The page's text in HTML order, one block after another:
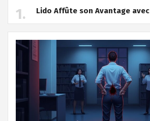
Lido Affûte son Avantage